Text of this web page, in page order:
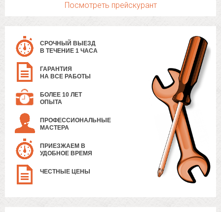
Посмотреть прейскурант
СРОЧНЫЙ ВЫЕЗД
В ТЕЧЕНИЕ 1 ЧАСА
ГАРАНТИЯ
НА ВСЕ РАБОТЫ
БОЛЕЕ 10 ЛЕТ
ОПЫТА
ПРОФЕССИОНАЛЬНЫЕ
МАСТЕРА
ПРИЕЗЖАЕМ В
УДОБНОЕ ВРЕМЯ
ЧЕСТНЫЕ ЦЕНЫ